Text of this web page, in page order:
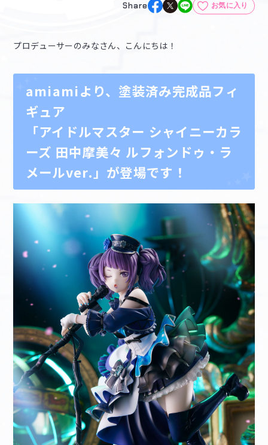
Share お気に入り
プロデューサーのみなさん、こんにちは！
amiamiより、塗装済み完成品フィ
ギュア
「アイドルマスター シャイニーカラ
ーズ 田中摩美々 ルフォンドゥ・ラ
メールver.」が登場です！